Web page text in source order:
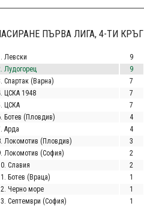
ПЪРВА ЛИГА, 4-ТИ КРЪГ
Левски
9
Лудогорец
9
Спартак (Варна)
7
ЦСКА 1948
7
ЦСКА
7
Ботев (Пловдив)
4
Арда
4
Локомотив (Пловдив)
3
Локомотив (София)
2
Славия
2
Ботев (Враца)
1
Черно море
1
Септември (София)
1